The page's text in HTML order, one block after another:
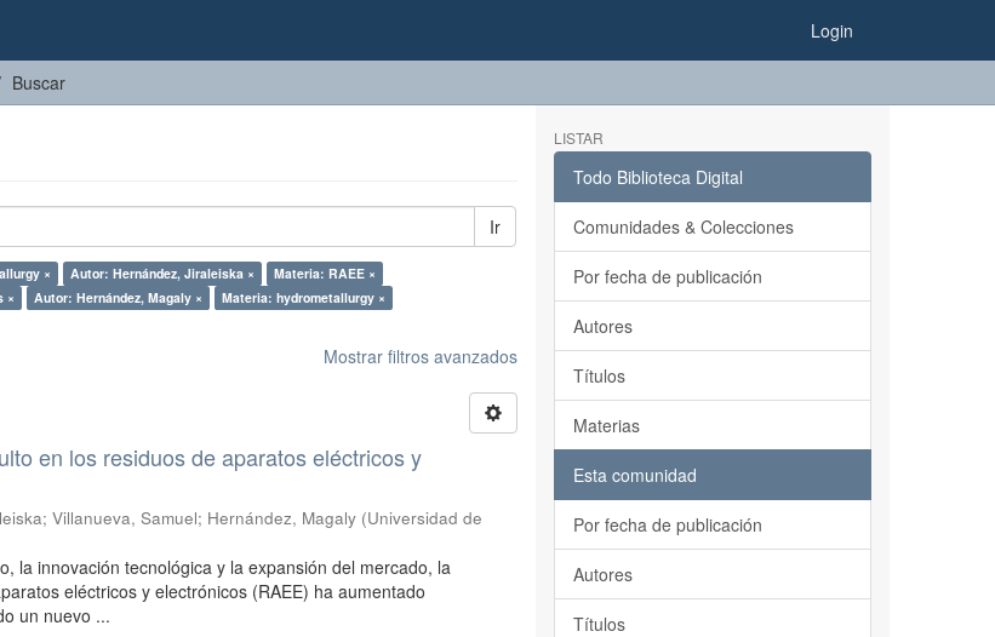
Login
Buscar
Ir
× Autor: Hernández, Jiraleiska ×
Materia: RAEE ×
× Autor: Hernández, Magaly ×
Materia: hydrometallurgy ×
Mostrar filtros avanzados
en los residuos de aparatos eléctricos y
;Villanueva, Samuel; Hernández, Magaly (Universidad de
la innovación tecnológica y la expansión del mercado, la
eléctricos y electrónicos (RAEE) ha aumentado
un nuevo ...
LISTAR
Todo Biblioteca Digital
Comunidades & Colecciones
Por fecha de publicación
Autores
Títulos
Materias
Esta comunidad
Por fecha de publicación
Autores
Títulos